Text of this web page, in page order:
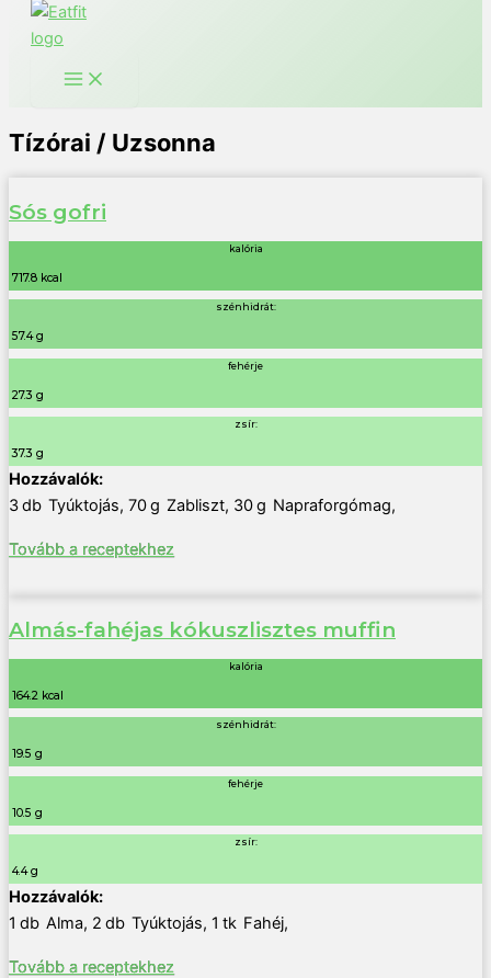
Tízórai / Uzsonna
Sós gofri
kalória
717.8 kcal
szénhidrát:
57.4 g
fehérje
27.3 g
zsír:
37.3 g
3db Tyúktojás, 70g Zabliszt, 30g Napraforgómag,
Tovább a receptekhez
Almás-fahéjas kókuszlisztes muffin
kalória
164.2 kcal
szénhidrát:
19.5 g
fehérje
10.5 g
zsír:
4.4 g
1 db Alma, 2 db Tyúktojás, 1 tk Fahéj,
Tovább a receptekhez